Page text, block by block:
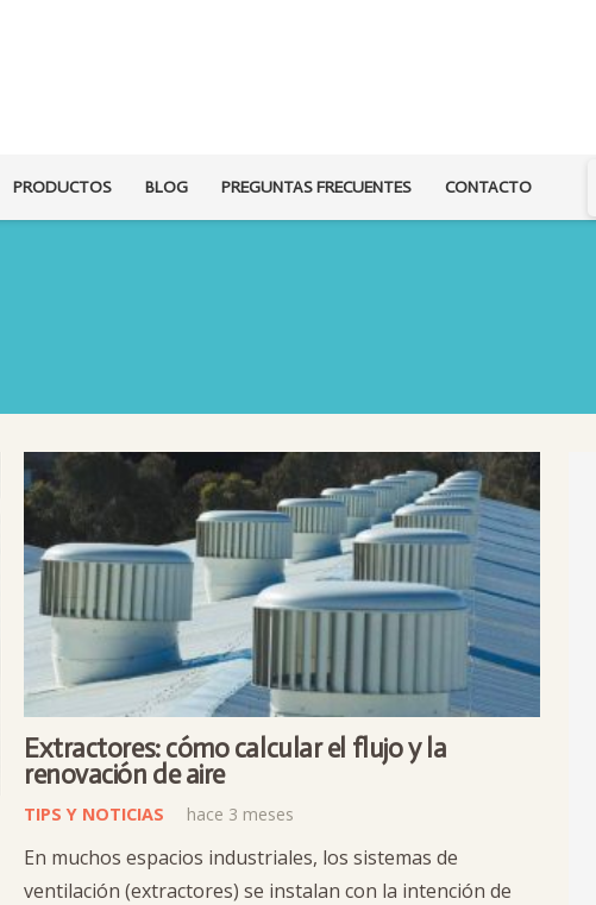
PRODUCTOS BLOG PREGUNTAS FRECUENTES CONTACTO
Extractores: cómo calcular el flujo y la
renovación de aire
TIPS Y NOTICIAS hace 3 meses
En muchos espacios industriales, los sistemas de
ventilación (extractores) se instalan con la intención de